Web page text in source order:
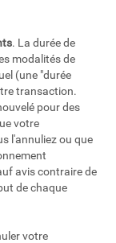
. La durée de
modalités de
(une "durée
transaction.
pour des
votre
l'annuliez ou que
avis contraire de
de chaque
votre